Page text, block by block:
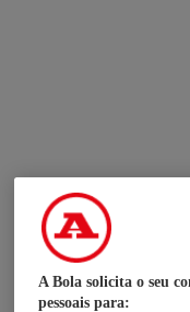
A Bola solicita o seu
pessoais para: